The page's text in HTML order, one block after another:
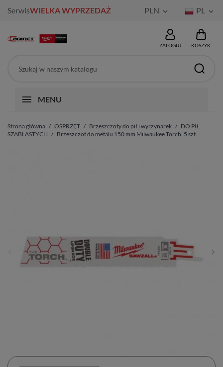
SerwisWIELKA WYPRZEDAŻ PLN  PL 
ZALOGUJ KOSZYK
MENU
Strona główna OSPRZĘT Brzeszczoty do pił i wyrzynarek
DO PIŁ
SZABLASTYCH
Brzeszczot do metalu 150 mm Milwaukee Torch, 5 szt.